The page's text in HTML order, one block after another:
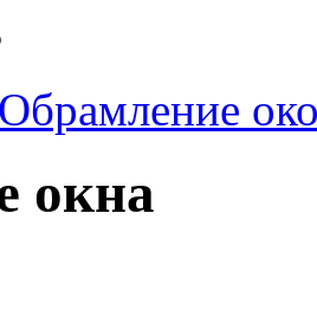
Обрамление
окна